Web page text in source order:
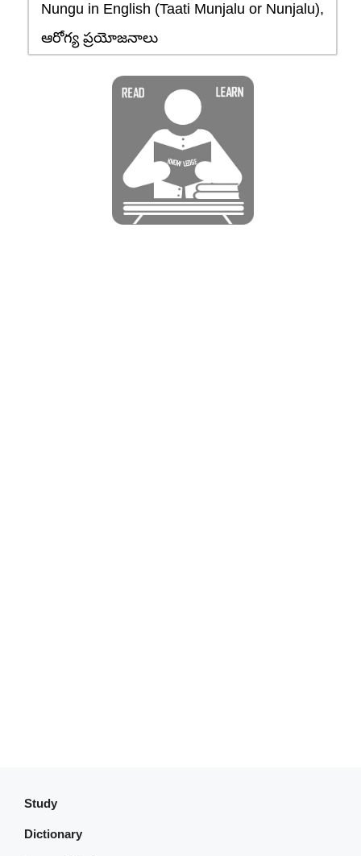
Nungu in English (Taati Munjalu or Nunjalu),
ఆరోగ్య ప్రయోజనాలు
Study
Dictionary